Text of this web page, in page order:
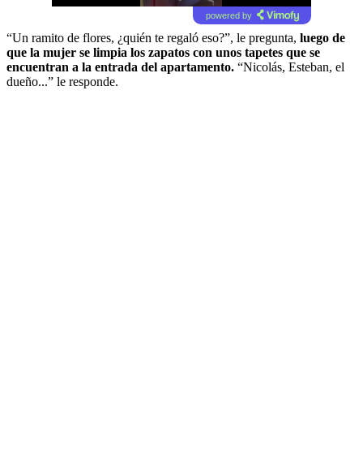
powered by
“Un ramito de flores, ¿quién te regaló eso?”, le pregunta, luego de
que la mujer se limpia los zapatos con unos tapetes que se
encuentran a la entrada del apartamento. “Nicolás, Esteban, el
dueño...” le responde.